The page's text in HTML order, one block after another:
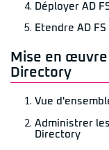
Déployer AD
Etendre AD
Mise en
Directory
Vue
Administrer
Directory